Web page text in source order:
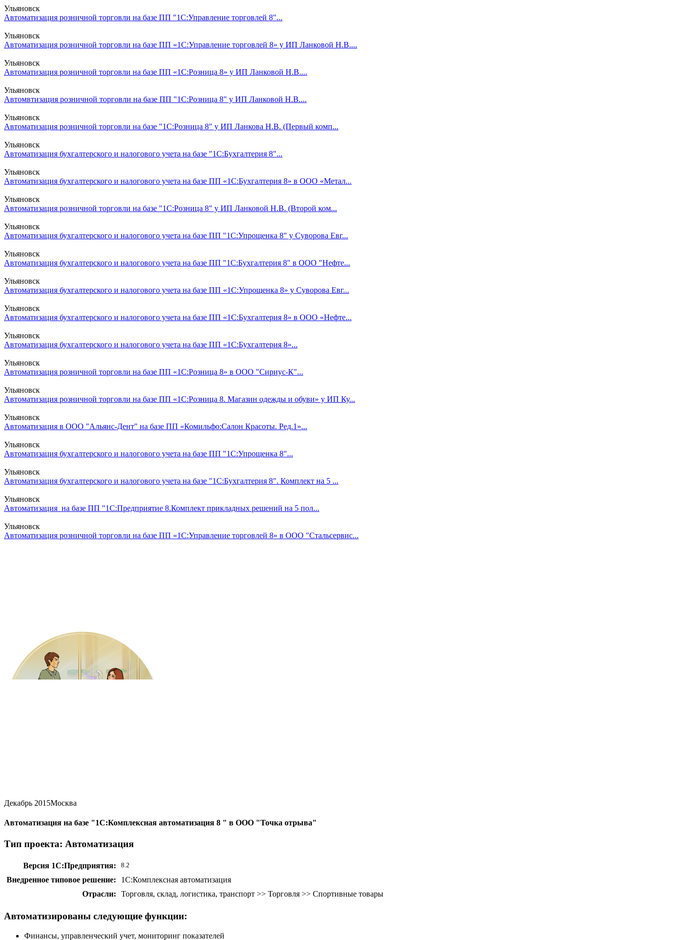
Ульяновск
Автоматизация розничной торговли на базе ПП "1С:Управление торговлей 8"...
Ульяновск
Автоматизация розничной торговли на базе ПП «1С:Управление торговлей 8» у ИП Ланковой Н.В....
Ульяновск
Автоматизация розничной торговли на базе ПП «1С:Розница 8» у ИП Ланковой Н.В....
Ульяновск
Автомвтизация розничной торговли на базе ПП "1С:Розница 8" у ИП Ланковой Н.В....
Ульяновск
Автоматизация розничной торговли на базе "1С:Розница 8" у ИП Ланкова Н.В. (Первый комп...
Ульяновск
Автоматизация бухгалтерского и налогового учета на базе "1С:Бухгалтерия 8"...
Ульяновск
Автоматизация бухгалтерского и налогового учета на базе ПП «1С:Бухгалтерия 8» в ООО «Метал...
Ульяновск
Автоматизация розничной торговли на базе "1С:Розница 8" у ИП Ланковой Н.В. (Второй ком...
Ульяновск
Автоматизация бухгалтерского и налогового учета на базе ПП "1С:Упрощенка 8" у Суворова Евг...
Ульяновск
Автоматизация бухгалтерского и налогового учета на базе ПП "1С:Бухгалтерия 8" в ООО "Нефте...
Ульяновск
Автоматизация бухгалтерского и налогового учета на базе ПП «1С:Упрощенка 8» у Суворова Евг...
Ульяновск
Автоматизация бухгалтерского и налогового учета на базе ПП «1С:Бухгалтерия 8» в ООО «Нефте...
Ульяновск
Автоматизация бухгалтерского и налогового учета на базе ПП «1С:Бухгалтерия 8»...
Ульяновск
Автоматизация розничной торговли на базе ПП «1С:Розница 8» в ООО "Сириус-К"...
Ульяновск
Автоматизация розничной торговли на базе ПП «1С:Розница 8. Магазин одежды и обуви» у ИП Ку...
Ульяновск
Автоматизация в ООО "Альянс-Дент" на базе ПП «Комильфо:Салон Красоты. Ред.1»...
Ульяновск
Автоматизация бухгалтерского и налогового учета на базе ПП "1С:Упрощенка 8"...
Ульяновск
Автоматизация бухгалтерского и налогового учета на базе "1С:Бухгалтерия 8". Комплект на 5 ...
Ульяновск
Автоматизация на базе ПП "1С:Предприятие 8.Комплект прикладных решений на 5 пол...
Ульяновск
Автоматизация розничной торговли на базе ПП «1С:Управление торговлей 8» в ООО "Стальсервис...
Декабрь 2015Москва
Автоматизация на базе "1С:Комплексная автоматизация 8 " в ООО "Точка отрыва"
Тип проекта: Автоматизация
Версия 1С:Предприятия: 8.2
Внедренное типовое решение:
1С:Комплексная автоматизация
Отрасли:
Торговля, склад, логистика, транспорт >> Торговля >> Спортивные товары
Автоматизированы следующие функции:
Финансы, управленческий учет, мониторинг показателей